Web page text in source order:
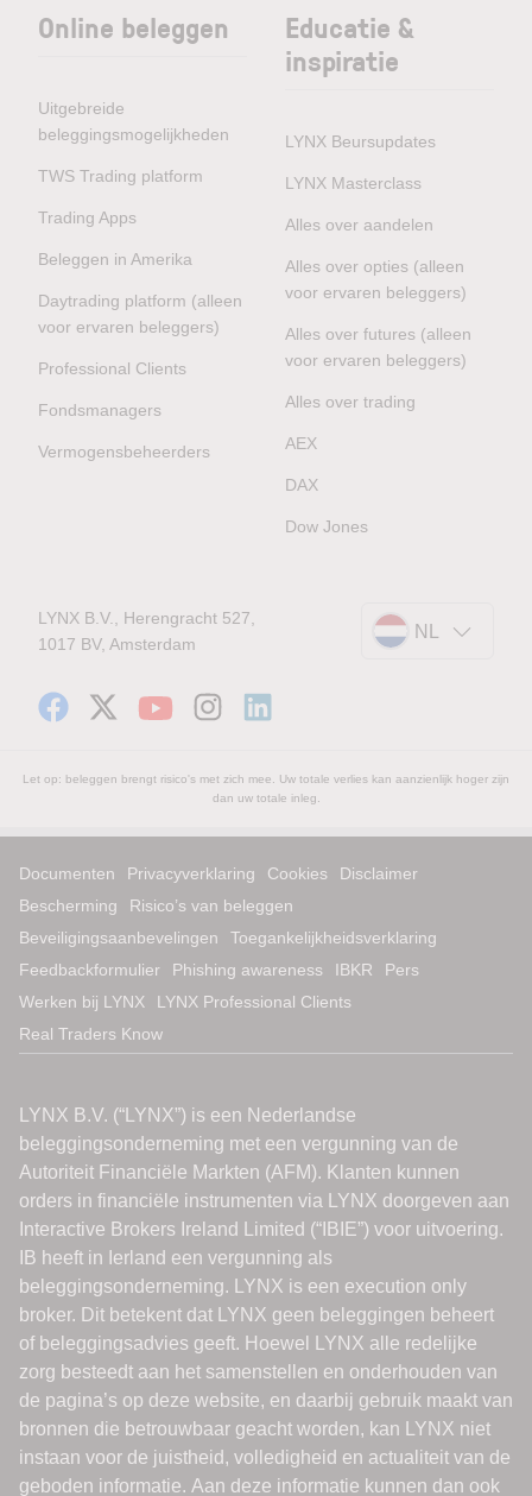
Online beleggen
Uitgebreide
beleggingsmogelijkheden
TWS Trading platform
Trading Apps
Beleggen in Amerika
Daytrading platform (alleen
voor ervaren beleggers)
Professional Clients
Fondsmanagers
Vermogensbeheerders
Educatie &
inspiratie
LYNX Beursupdates
LYNX Masterclass
Alles over aandelen
Alles over opties (alleen
voor ervaren beleggers)
Alles over futures (alleen
voor ervaren beleggers)
Alles over trading
AEX
DAX
Dow Jones
LYNX B.V., Herengracht 527,
1017 BV, Amsterdam
NL
Let op: beleggen brengt risico's met zich mee. Uw totale verlies kan aanzienlijk hoger zijn
dan uw totale inleg.
Documenten Privacyverklaring Cookies
Disclaimer
Bescherming
Risico’s van beleggen
Beveiligingsaanbevelingen
Toegankelijkheidsverklaring
Feedbackformulier
Phishing awareness IBKR
Pers
Werken bij LYNX
LYNX Professional Clients
Real Traders Know